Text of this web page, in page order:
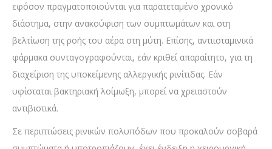
εφόσον πραγματοποιούνται για παρατεταμένο χρονικό
διάστημα, στην ανακούφιση των συμπτωμάτων και στη
βελτίωση της ροής του αέρα στη μύτη. Επίσης, αντιισταμινικά
φάρμακα συνταγογραφούνται, εάν κριθεί απαραίτητο, για τη
διαχείριση της υποκείμενης αλλεργικής ρινίτιδας. Εάν
υφίσταται βακτηριακή λοίμωξη, μπορεί να χρειαστούν
αντιβιοτικά.
Σε περιπτώσεις ρινικών πολυπόδων που προκαλούν σοβαρά